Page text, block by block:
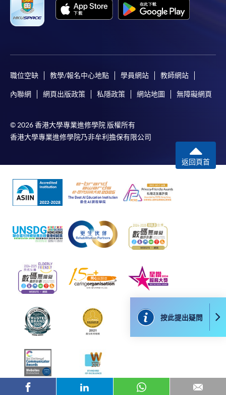
如欲了解如何於網上報讀新課程及繳費，請瀏覽網上
申請/報讀指南 :
-個別學歷頒授課程
個別課程為須報讀同一學歷頒授課程及其他單元或繳
交下期學費的學員，提供網上服務，如學員就讀的課
程設有此服務，課程負責人會通知學員有關程序。
網上支付可通過「繳費靈」(PPS) (不適用於手機)、
VISA 或 Mastercard、「微信支付」(Online WeChat
Pay) 、「支付寶」(Online Alipay) 或 「轉數快」(FPS)
親身報名/郵遞
報讀新課程
凡以「先到先得」為取錄方式的課程，請填妥
SF26報名表，親往
報名中心或以郵遞方式連同學
費以及所需證明文件呈交。
[下載報名表SF26]
按此提出疑問
折
職位空缺 教學/報名中心地點 學員網站 教師網站
內聯網 網頁出版政策 私隱政策 網站地圖 無障礙網頁
© 2026 香港大學專業進修學院 版權所有
香港大學專業進修學院乃非牟利擔保有限公司
返回頁首